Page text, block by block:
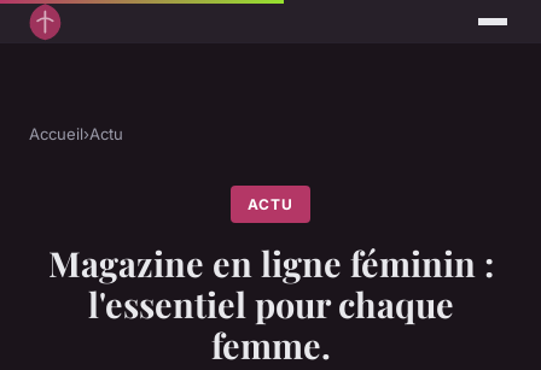
Accueil›Actu
ACTU
Magazine en ligne féminin :
l'essentiel pour chaque
femme.